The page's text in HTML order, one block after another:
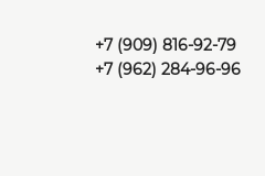
+7 (909) 816-92-79
+7 (962) 284-96-96